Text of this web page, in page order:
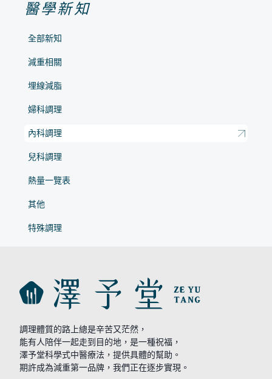
醫學新知
全部新知
減重相關
埋線減脂
婦科調理
內科調理
兒科調理
熱量一覽表
其他
特殊調理
調理體質的路上總是辛苦又茫然，
能有人陪伴一起走到目的地，是一種祝福，
澤予堂科學式中醫療法，提供具體的幫助。
期許成為減重第一品牌，我們正在逐步實現。